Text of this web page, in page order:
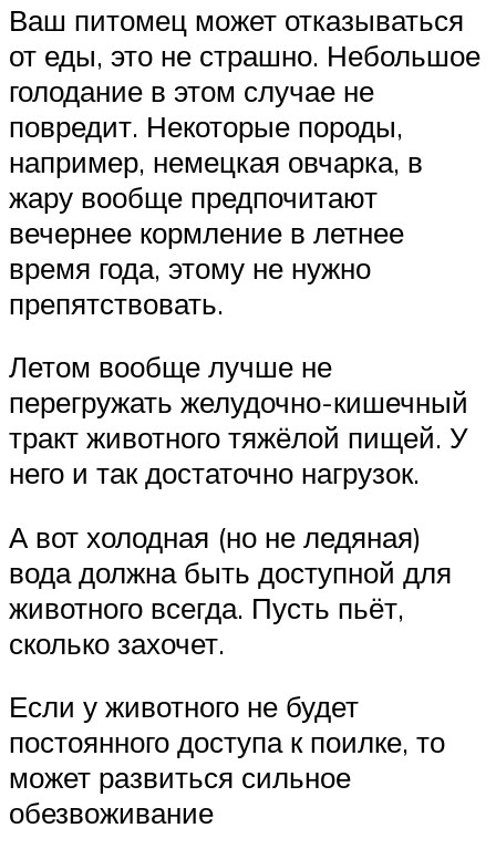
Ваш питомец может отказываться
от еды, это не страшно. Небольшое
голодание в этом случае не
повредит. Некоторые породы,
например, немецкая овчарка, в
жару вообще предпочитают
вечернее кормление в летнее
время года, этому не нужно
препятствовать.
Летом вообще лучше не
перегружать желудочно-кишечный
тракт животного тяжёлой пищей. У
него и так достаточно нагрузок.
А вот холодная (но не ледяная)
вода должна быть доступной для
животного всегда. Пусть пьёт,
сколько захочет.
Если у животного не будет
постоянного доступа к поилке, то
может развиться сильное
обезвоживание